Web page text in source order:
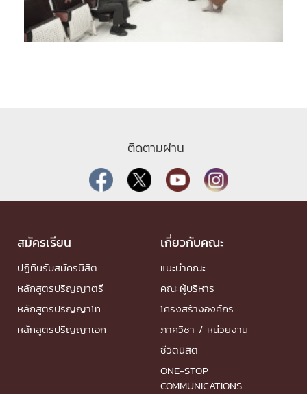
ติดตามผ่าน
สมัครเรียน
ปฏิทินรับสมัครนิสิต
หลักสูตรปริญญาตรี
หลักสูตรปริญญาโท
หลักสูตรปริญญาเอก
เกี่ยวกับคณะ
แนะนำคณะ
คณะผู้บริหาร
โครงสร้างองค์กร
ภาควิชา / หน่วยงาน
ชีวิตนิสิต
ONE-STOP
COMMUNICATIONS